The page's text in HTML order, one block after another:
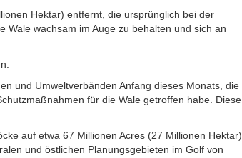
Hektar) entfernt, die ursprünglich bei der
wachsam im Auge zu behalten und sich an
und Umweltverbänden Anfang dieses Monats, die
für die Wale getroffen habe. Diese
auf etwa 67 Millionen Acres (27 Millionen Hektar)
und östlichen Planungsgebieten im Golf von